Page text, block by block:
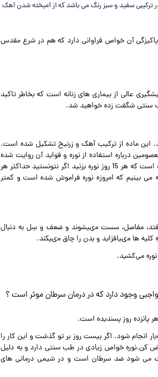
ترکیبی سفید و سبز رنگ می باشد که از آمیخته شدن آهک
آن خواص فراوانی دارد که هم در شرع مقدس
عالی از بیماری های زنانه است که بخاطر تاکید
سنتی شگفت زده خواهید شد.
این ماده از ترکیب آهک و زرنیخ تشکیل شده است.
درباره استفاده از نوره و فواید آن روایت شده
است. تا حدی که کسی که نوره مصرف نکند مومن نیست.در روایات آمده است که هر 15 روز نوره بزنید اگر نتونستید حداکثر هر
می بینیم که امروزه نوره فراموش شده است و کمتر
مفاصل، سست مىیشوند و ضعف و سِل به دنبال
کلیه‌ ها مىیافزاید و بدن را چاق مىیکند.
نوره ‌می‌کشید.
وجود دارد که در درمان سرطان موثر است ؟
پانزده روز پسندیده است.
انجام شود. اگر بیست روز بر تو گذشت و این کار را
کن.نوره خواص زیادی در طب سنتی دارد و به دلیل
می شود ضد سرطان است و در شیمی درمانی های